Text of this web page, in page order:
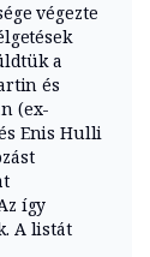
végezte
a
és
(ex-
Enis Hulli
így
A listát